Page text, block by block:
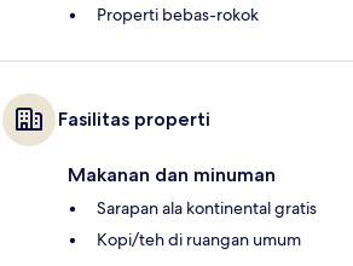
Properti bebas-rokok
Fasilitas properti
Makanan dan minuman
Sarapan ala kontinental gratis
Kopi/teh di ruangan umum